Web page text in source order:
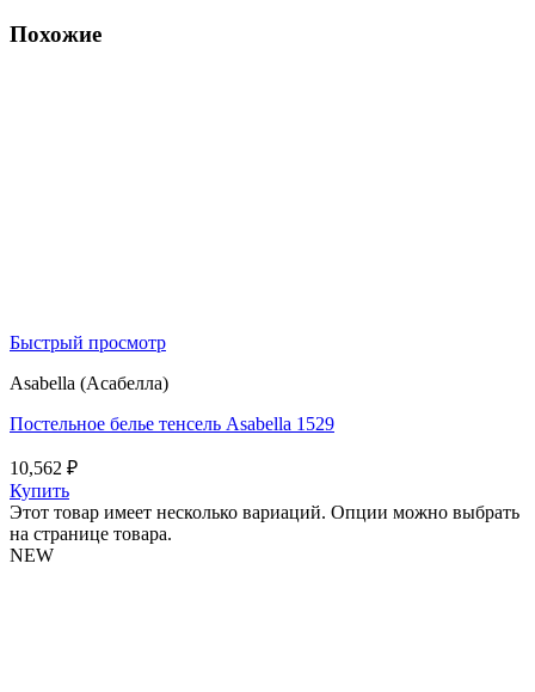
Похожие
Быстрый просмотр
Asabella (Асабелла)
Постельное белье тенсель Asabella 1529
10,562 ₽
Купить
Этот товар имеет несколько вариаций. Опции можно выбрать
на странице товара.
NEW